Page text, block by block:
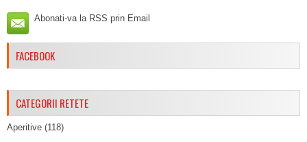
Abonati-va la RSS prin Email
FACEBOOK
CATEGORII RETETE
Aperitive (118)